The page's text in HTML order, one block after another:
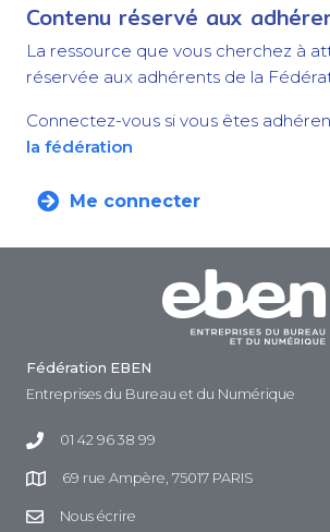
Contenu réservé aux
La ressource que vous cherchez à
réservée aux adhérents de la
Connectez-vous si vous êtes
la fédération
Me connecter
Fédération EBEN
Entreprises du Bureau et du Numérique
01 42 96 38 99
69 rue Ampère, 75017 PARIS
Nous écrire